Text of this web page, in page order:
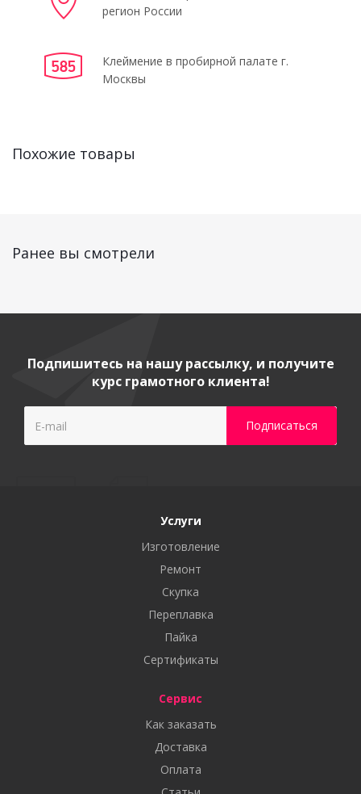
регион России
Клеймение в пробирной палате г.
Москвы
Похожие товары
Ранее вы смотрели
Подпишитесь на нашу рассылку, и получите
курс грамотного клиента!
Услуги
Изготовление
Ремонт
Скупка
Переплавка
Пайка
Сертификаты
Сервис
Как заказать
Доставка
Оплата